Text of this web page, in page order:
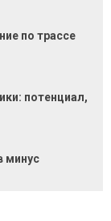
по трассе
потенциал,
минус